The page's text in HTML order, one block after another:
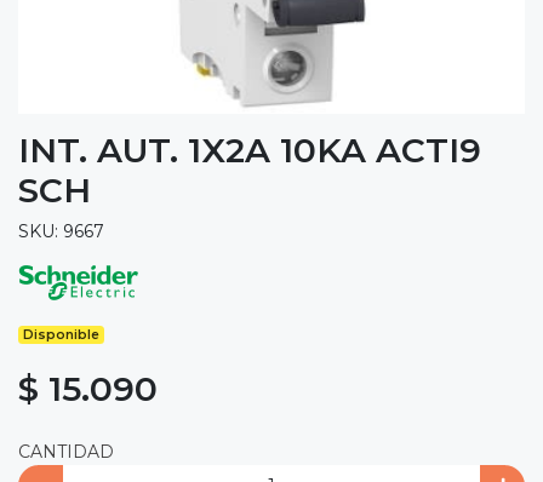
INT. AUT. 1X2A 10KA ACTI9
SCH
SKU: 9667
Disponible
$ 15.090
CANTIDAD